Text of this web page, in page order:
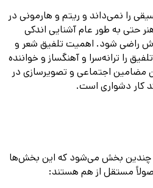
را نمی‌داند و ریتم و هارمونی در
حتی به طور عام آشنایی اندکی
راضی شود. اهمیت تلفیق شعر و
را ترانه‌سرا و آهنگساز و خواننده
مضامین اجتماعی و تصویرسازی در
کار دشواری است.
چندین بخش می‌شود که این بخش‌ها
مستقل از هم هستند: